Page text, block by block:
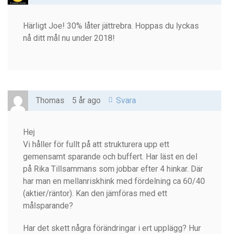
Härligt Joe! 30% låter jättrebra. Hoppas du lyckas
nå ditt mål nu under 2018!
Thomas 5 år ago Svara
Hej
Vi håller för fullt på att strukturera upp ett
gemensamt sparande och buffert. Har läst en del
på Rika Tillsammans som jobbar efter 4 hinkar. Där
har man en mellanriskhink med fördelning ca 60/40
(aktier/räntor). Kan den jämföras med ett
målsparande?
Har det skett några förändringar i ert upplägg? Hur